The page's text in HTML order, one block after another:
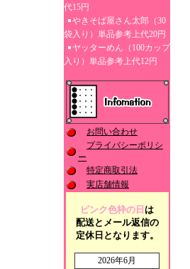
代15円
やきそば屋さん太郎（30
袋入り）単品参考上代20円
ヤッターめん（100カップ
入り）単品参考上代12円
お問い合わせ
プライバシーポリシ
ー
特定商取引法
実店舗情報
ピンク色枠の日 は
配送とメール返信の
定休日となります。
2026年6月